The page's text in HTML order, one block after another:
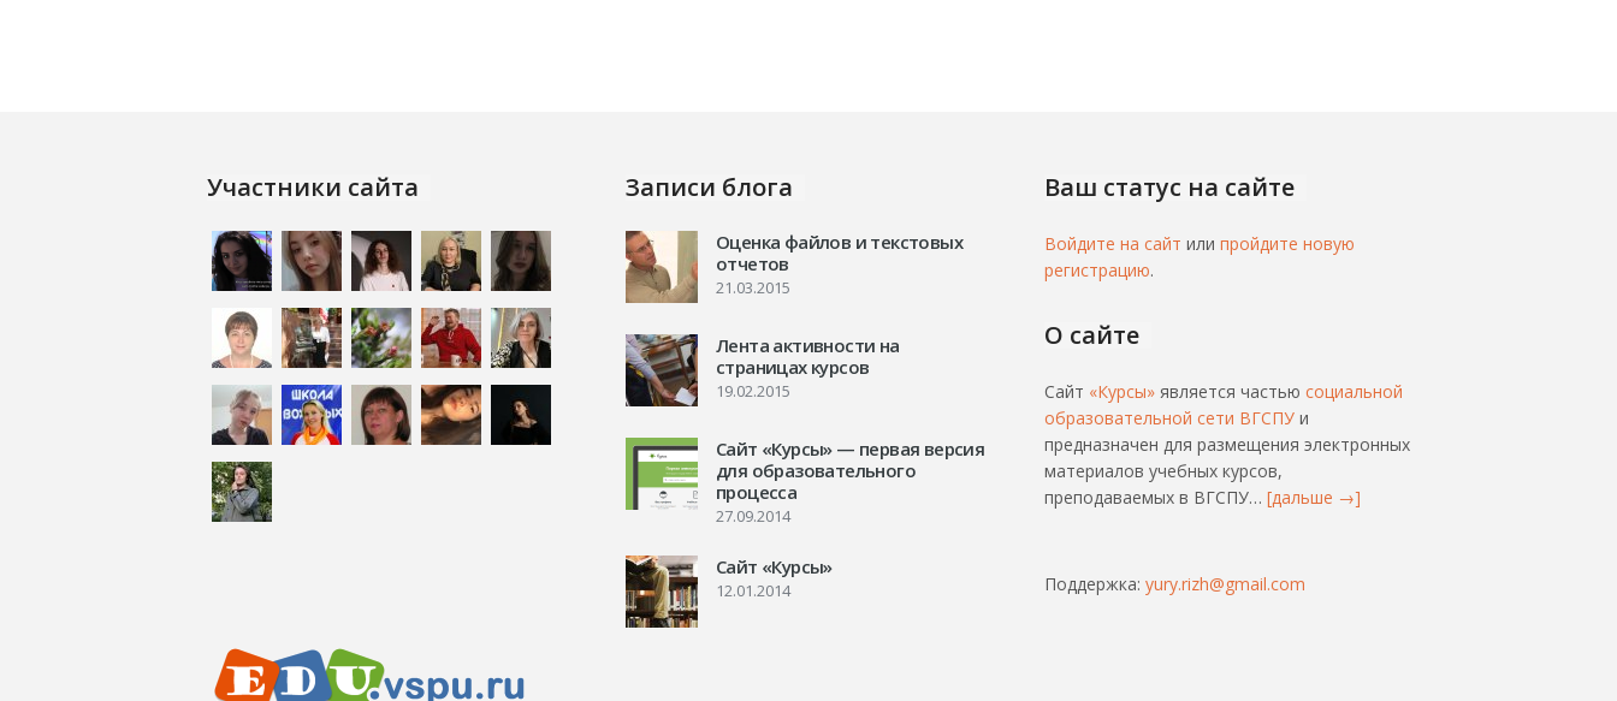
Участники сайта Записи блога
Оценка файлов и текстовых
отчетов
21.03.2015
Лента активности на
страницах курсов
19.02.2015
Сайт «Курсы» — первая версия
для образовательного
процесса
27.09.2014
Сайт «Курсы»
12.01.2014
Ваш статус на сайте
Войдите на сайт или пройдите новую
регистрацию.
О сайте
Сайт «Курсы» является частью социальной
образовательной сети ВГСПУ и
предназначен для размещения электронных
материалов учебных курсов,
преподаваемых в ВГСПУ… [дальше →]
Поддержка: yury.rizh@gmail.com